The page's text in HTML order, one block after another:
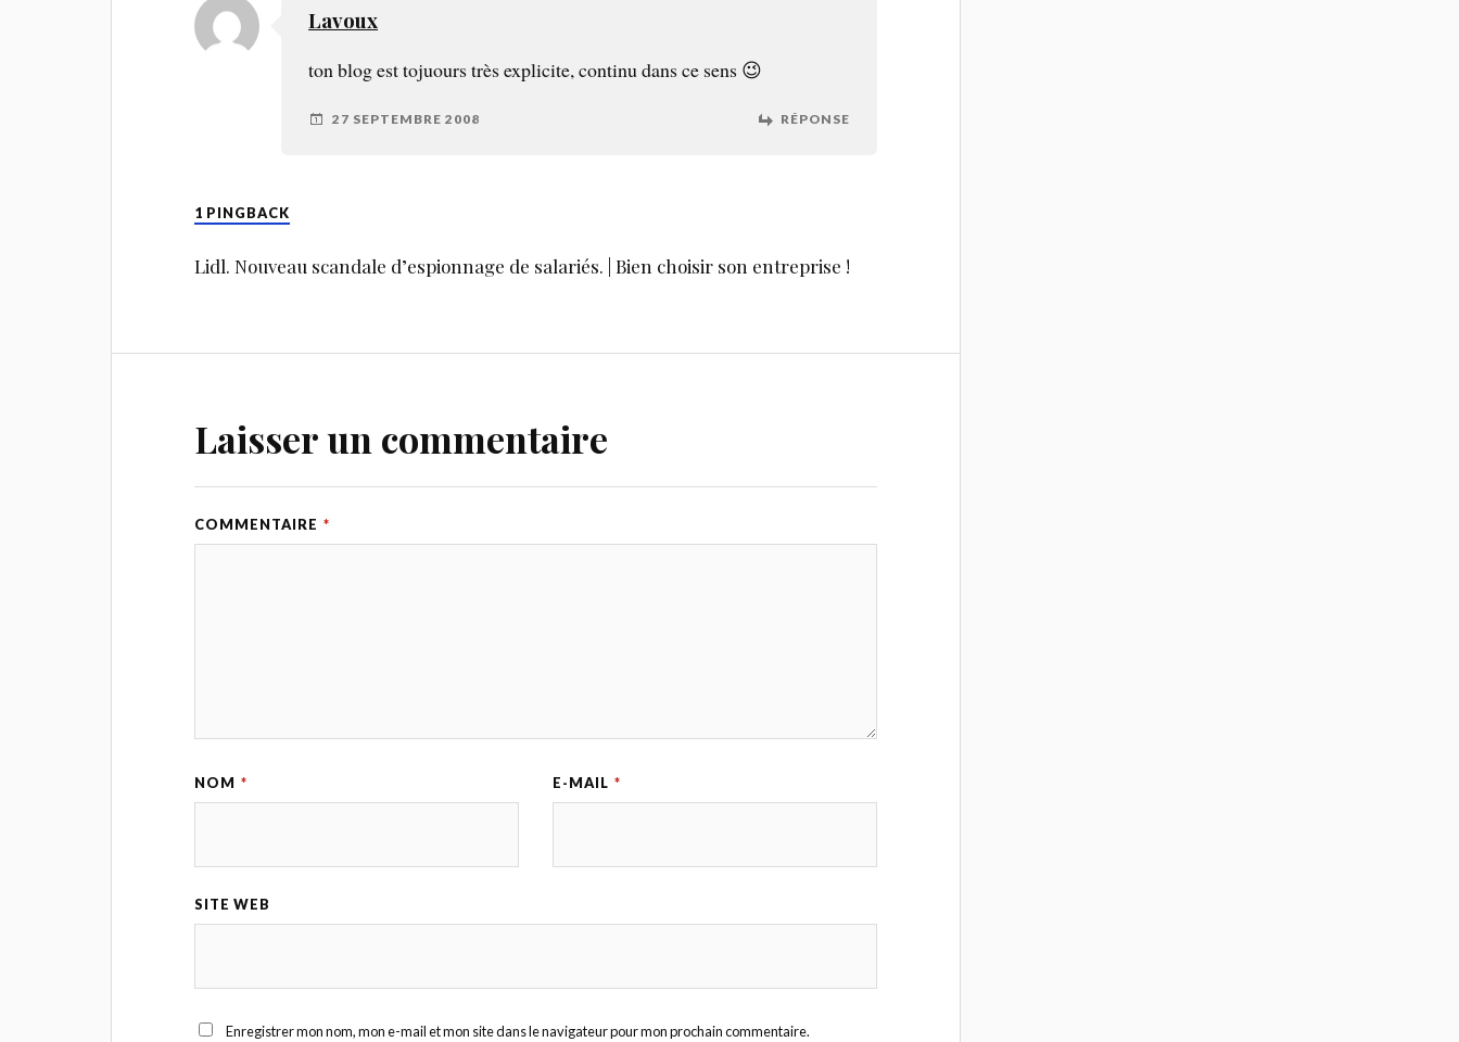
Lavoux
ton blog est tojuours très explicite, continu dans ce sens 😉
27 SEPTEMBRE 2008 RÉPONSE
1 PINGBACK
Lidl. Nouveau scandale d’espionnage de salariés. | Bien choisir son entreprise !
Laisser un commentaire
COMMENTAIRE *
NOM * E-MAIL *
SITE WEB
Enregistrer mon nom, mon e-mail et mon site dans le navigateur pour mon prochain commentaire.